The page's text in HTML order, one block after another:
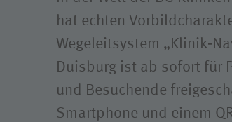
hat echten
Wegeleitsystem
Duisburg ist ab sofort für
und Besuchende
Smartphone und einem